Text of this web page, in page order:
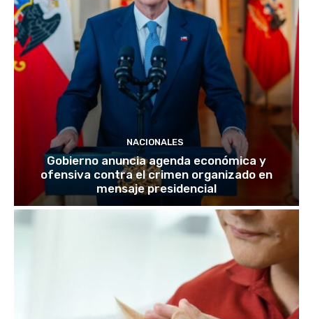
NACIONALES
Gobierno anuncia agenda económica y
ofensiva contra el crimen organizado en
mensaje presidencial